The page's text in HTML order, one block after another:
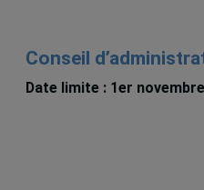
Conseil
Date limite : 1er